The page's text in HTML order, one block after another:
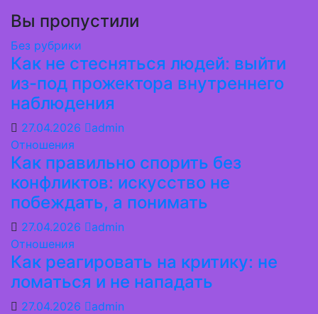
Вы пропустили
Без рубрики
Как не стесняться людей: выйти
из-под прожектора внутреннего
наблюдения
27.04.2026
admin
Отношения
Как правильно спорить без
конфликтов: искусство не
побеждать, а понимать
27.04.2026
admin
Отношения
Как реагировать на критику: не
ломаться и не нападать
27.04.2026 admin